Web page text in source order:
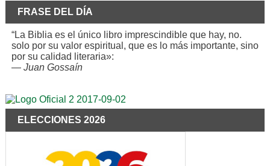
FRASE DEL DÍA
“La Biblia es el único libro imprescindible que hay, no.
solo por su valor espiritual, que es lo más importante, sino
por su calidad literaria»:
— Juan Gossaín
ELECCIONES 2026